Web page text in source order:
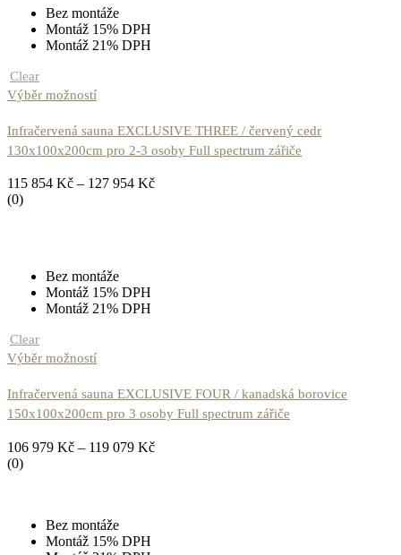
Bez montáže
Montáž 15% DPH
Montáž 21% DPH
Clear
Výběr možností
Infračervená sauna EXCLUSIVE THREE / červený cedr
130x100x200cm pro 2-3 osoby Full spectrum zářiče
115 854 Kč – 127 954 Kč
(0)
Bez montáže
Montáž 15% DPH
Montáž 21% DPH
Clear
Výběr možností
Infračervená sauna EXCLUSIVE FOUR / kanadská borovice
150x100x200cm pro 3 osoby Full spectrum zářiče
106 979 Kč – 119 079 Kč
(0)
Bez montáže
Montáž 15% DPH